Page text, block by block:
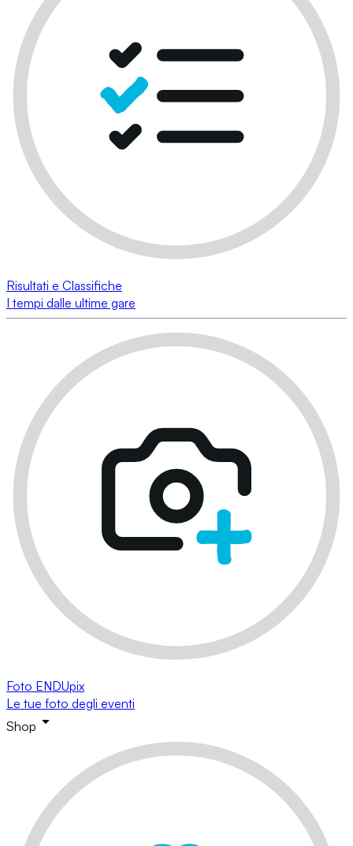
Risultati e Classifiche
I tempi dalle ultime gare
Foto ENDUpix
Le tue foto degli eventi
Shop